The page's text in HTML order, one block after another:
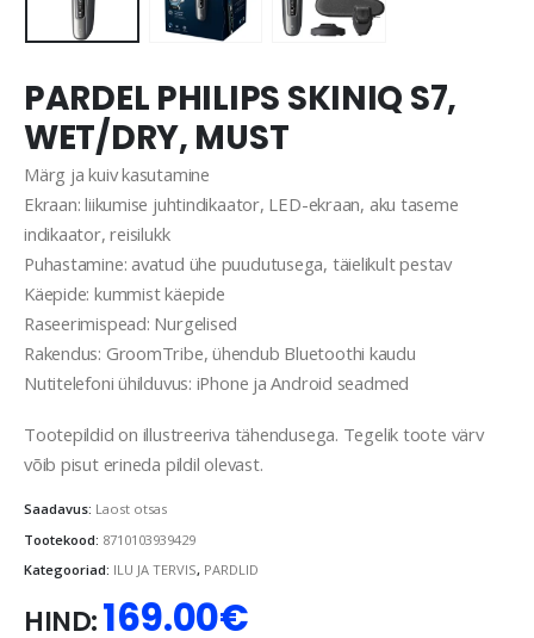
PARDEL PHILIPS SKINIQ S7,
WET/DRY, MUST
Märg ja kuiv kasutamine
Ekraan: liikumise juhtindikaator, LED-ekraan, aku taseme
indikaator, reisilukk
Puhastamine: avatud ühe puudutusega, täielikult pestav
Käepide: kummist käepide
Raseerimispead: Nurgelised
Rakendus: GroomTribe, ühendub Bluetoothi kaudu
Nutitelefoni ühilduvus: iPhone ja Android seadmed
Tootepildid on illustreeriva tähendusega. Tegelik toote värv
võib pisut erineda pildil olevast.
Saadavus: Laost otsas
Tootekood: 8710103939429
Kategooriad: ILU JA TERVIS, PARDLID
HIND:169.00€